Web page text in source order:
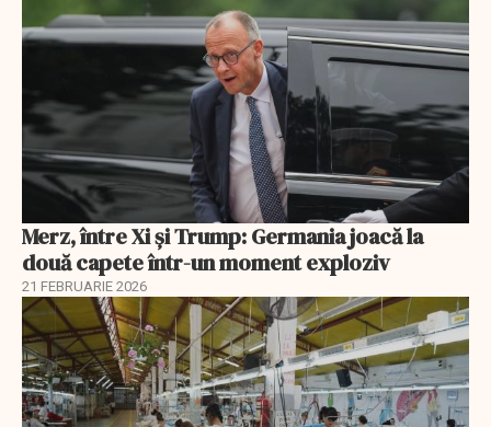
Merz, între Xi și Trump: Germania joacă la
două capete într-un moment exploziv
21 FEBRUARIE 2026